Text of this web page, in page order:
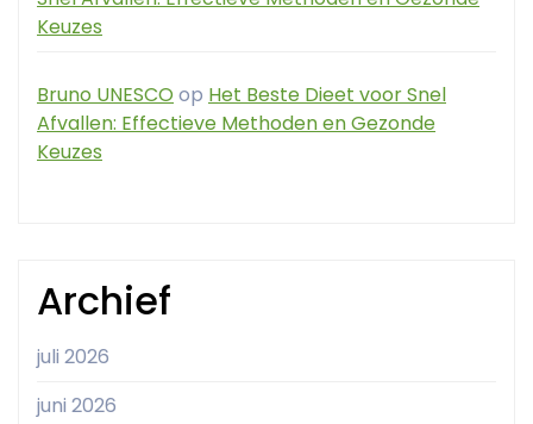
Keuzes
Bruno UNESCO op Het Beste Dieet voor Snel
Afvallen: Effectieve Methoden en Gezonde
Keuzes
Archief
juli 2026
juni 2026